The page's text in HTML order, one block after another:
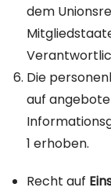
dem
Die
auf
1 erhoben.
Recht auf